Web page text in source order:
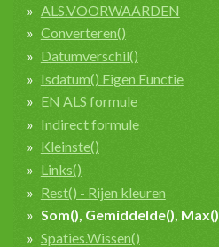
ALS.VOORWAARDEN
Converteren()
Datumverschil()
Isdatum() Eigen Functie
EN ALS formule
Indirect formule
Kleinste()
Links()
Rest() - Rijen kleuren
Som(), Gemiddelde(), Max()
Spaties.Wissen()